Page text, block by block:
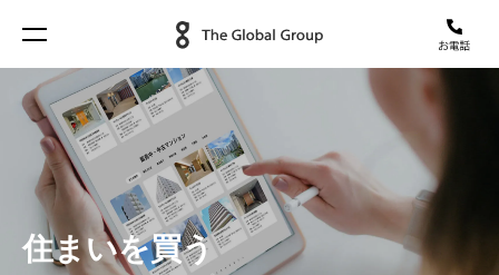
住まいを買う